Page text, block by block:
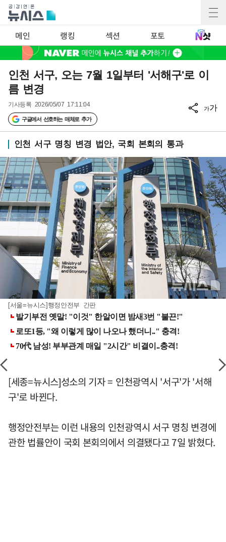
메인 랭킹 섹션 포토
인천 서구, 오는 7월 1일부터 '서해구'로 이
름 변경
기사등록 2026/05/07 17:11:04
구글에서 선호하는 매체로 추가
가가
인천 서구 명칭 변경 법안, 국회 본회의 통과
[서울=뉴시스]행정안전부 간판
[세종=뉴시스]성소의 기자 = 인천광역시 '서구'가 '서해
구'로 바뀐다.
행정안전부는 이런 내용의 인천광역시 서구 명칭 변경에
관한 법률안이 국회 본회의에서 의결됐다고 7일 밝혔다.